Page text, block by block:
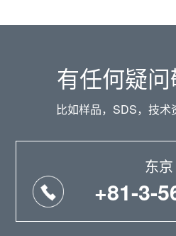
有任何疑
比如样品，SDS，技术
东京
+81-3-